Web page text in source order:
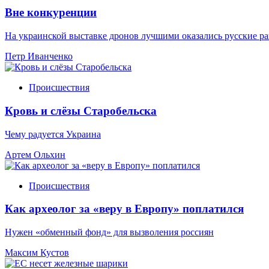
Вне конкуренции
На украинской выставке дронов лучшими оказались русские
Петр Иванченко
Происшествия
Кровь и слёзы Старобельска
Чему радуется Украина
Артем Ольхин
Происшествия
Как археолог за «веру в Европу» поплатился
Нужен «обменный фонд» для вызволения россиян
Максим Кустов